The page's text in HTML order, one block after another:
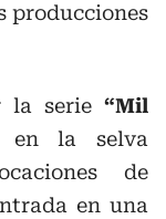
producciones
la serie “Mil
la selva
de
en una